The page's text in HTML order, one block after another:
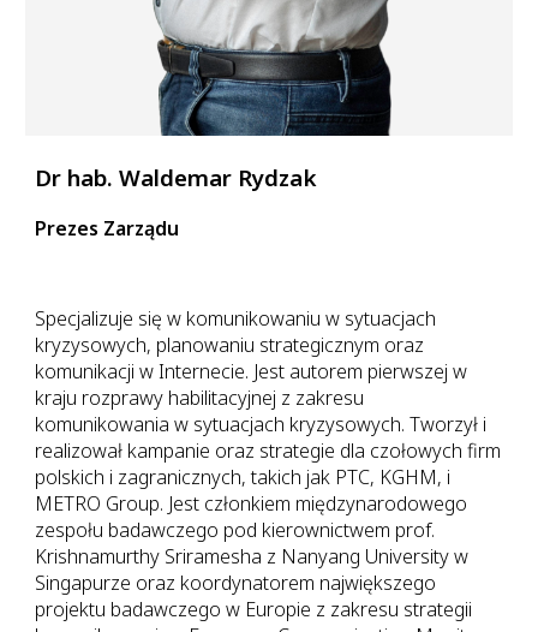
Dr hab. Waldemar Rydzak
Prezes Zarządu
Specjalizuje się w komunikowaniu w sytuacjach
kryzysowych, planowaniu strategicznym oraz
komunikacji w Internecie. Jest autorem pierwszej w
kraju rozprawy habilitacyjnej z zakresu
komunikowania w sytuacjach kryzysowych. Tworzył i
realizował kampanie oraz strategie dla czołowych firm
polskich i zagranicznych, takich jak PTC, KGHM, i
METRO Group. Jest członkiem międzynarodowego
zespołu badawczego pod kierownictwem prof.
Krishnamurthy Sriramesha z Nanyang University w
Singapurze oraz koordynatorem największego
projektu badawczego w Europie z zakresu strategii